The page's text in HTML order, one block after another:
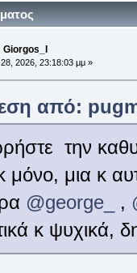
Giorgos_I
28, 2026, 23:18:03 μμ »
από:
την
μόνο, μια κ
@george_ ,
κ ψυχικά,